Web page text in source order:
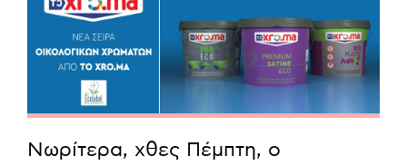
Νωρίτερα, χθες Πέμπτη, ο